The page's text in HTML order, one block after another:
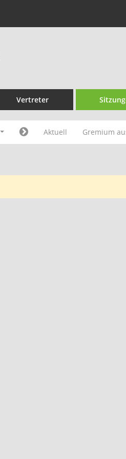
Vertreter
Aktuell Gremium